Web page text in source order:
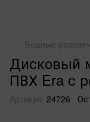
Водные
Дисковый
ПВХ Era с
Артикул: 24726